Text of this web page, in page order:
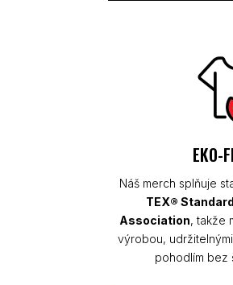
EKO-
Náš merch splňuje
TEX®
Association, takže
výrobou,
pohodlím bez